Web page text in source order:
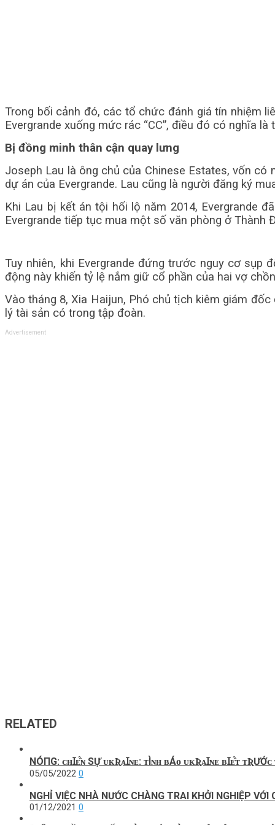
Trong bối cảnh đó, các tổ chức đánh giá tín nhiệm
Evergrande xuống mức rác “CC”, điều đó có nghĩa
Bị đồng minh thân cận quay lưng
Joseph Lau là ông chủ của Chinese Estates, vốn
dự án của Evergrande. Lau cũng là người đăng ký
Khi Lau bị kết án tội hối lộ năm 2014, Evergrande
Evergrande tiếp tục mua một số văn phòng ở
Tuy nhiên, khi Evergrande đứng trước nguy cơ sụp
động này khiến tỷ lệ nắm giữ cổ phần của hai vợ
Vào tháng 8, Xia Haijun, Phó chủ tịch kiêm giám
lý tài sản có trong tập đoàn.
Advertisement
RELATED
NÓПG: ᴄʜꞮᴇ̂́ɴ SỰ ᴜᴋƦᴀꞮɴᴇ: ᴛÌɴʜ ʙÁᴏ ᴜᴋƦᴀꞮɴᴇ ʙꞮᴇ̂́ᴛ
05/05/2022 0
NGHỈ VIỆC NHÀ NƯỚC CHÀNG TRAI KHỞI NGHIỆP
01/12/2021 0